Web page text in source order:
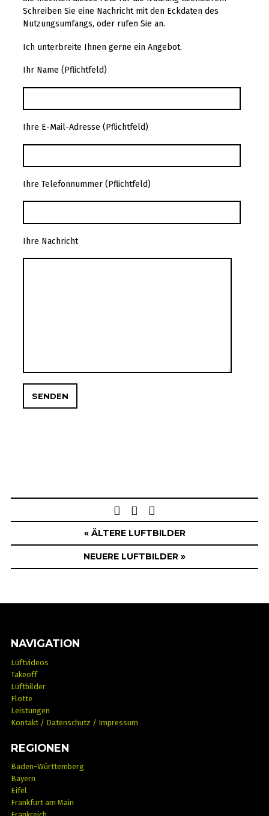
Schreiben Sie eine Nachricht mit den Eckdaten des
Nutzungsumfangs, oder rufen Sie an.
Ich unterbreite Ihnen gerne ein Angebot.
Ihr Name (Pflichtfeld)
Ihre E-Mail-Adresse (Pflichtfeld)
Ihre Telefonnummer (Pflichtfeld)
Ihre Nachricht
navigation
« ÄLTERE LUFTBILDER
NEUERE LUFTBILDER »
NAVIGATION
Luftvideos
Takeoff
Luftbilder
Flotte
Leistungen
Kontakt / Datenschutz / Impressum
REGIONEN
Baden-Württemberg
Bayern
Eifel
Frankfurt am Main